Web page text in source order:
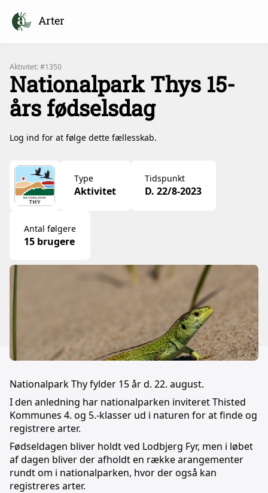
Arter
Aktivitet: #1350
Nationalpark Thys 15-
års fødselsdag
Log ind for at følge dette fællesskab.
Type
Aktivitet
Tidspunkt
D. 22/8-2023
Antal følgere
15 brugere
Nationalpark Thy fylder 15 år d. 22. august.
I den anledning har nationalparken inviteret Thisted
Kommunes 4. og 5.-klasser ud i naturen for at finde og
registrere arter.
Fødseldagen bliver holdt ved Lodbjerg Fyr, men i løbet
af dagen bliver der afholdt en række arangementer
rundt om i nationalparken, hvor der også kan
registreres arter.